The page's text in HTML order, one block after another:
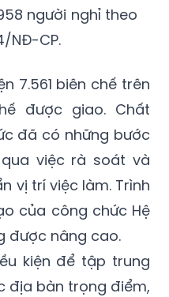
người nghỉ theo
NĐ-CP.
7.561 biên chế trên
được giao. Chất
đã có những bước
việc rà soát và
vị trí việc làm. Trình
của công chức Hệ
được nâng cao.
kiện để tập trung
địa bàn trọng điểm,